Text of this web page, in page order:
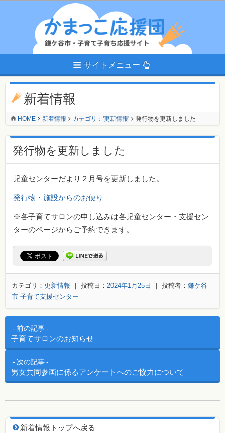
サイトメニュー
新着情報
HOME 新着情報 カテゴリ：'更新情報' 発行物を更新しました
発行物を更新しました
児童センターだより２月号を更新しました。
発行物・施設からのお便り
※各子育てサロンの申し込みは各児童センター・支援セン
ターのページからご予約できます。
カテゴリ： 更新情報 ｜ 投稿日： 2024年1月25日 ｜ 投稿者： 鎌ケ谷
市 子育て支援センター
投稿ナビゲーション
前の記事
子育てサロンのお知らせ
次の記事
男女共同参画に係るアンケートへのご協力について
新着情報用ナビゲーション
新着情報トップへ戻る